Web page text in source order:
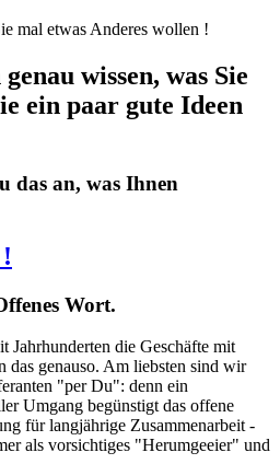
mal etwas Anderes wollen !
wissen, was Sie
ein paar gute Ideen
das an, was Ihnen
Wort.
Jahrhunderten die Geschäfte mit
das genauso. Am liebsten sind wir
"per Du": denn ein
Umgang begünstigt das offene
für langjährige Zusammenarbeit -
als vorsichtiges "Herumgeeier" und